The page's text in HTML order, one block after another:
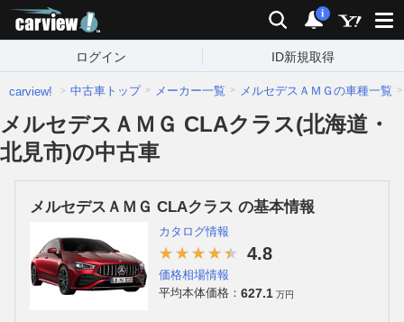
検索 通知
i
ログイン ID新規取得
carview! 中古車トップ メーカー一覧 メルセデスＡＭＧの車種一覧
メルセデスＡＭＧ CLAクラス(北海道・
北見市)の中古車
メルセデスＡＭＧ CLAクラス の基本情報
カタログ情報
4.8
価格相場情報
平均本体価格： 627.1 万円